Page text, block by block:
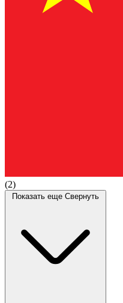
(2)
Показать еще Свернуть